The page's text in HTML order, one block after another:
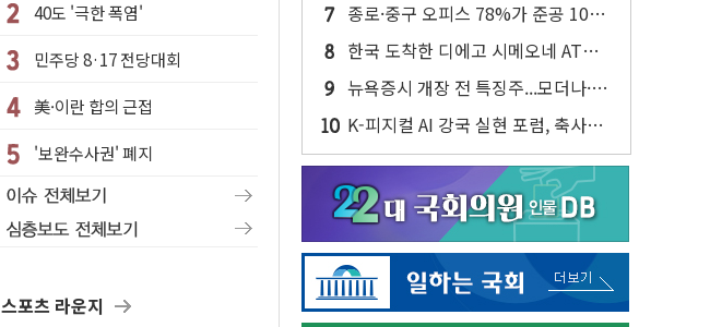
40도 '극한 폭염'
민주당 8·17 전당대회
美·이란 합의 근접
'보완수사권' 폐지
스포츠 라운지
종로·중구 오피스 78%가 준공 10년
이상…리뉴얼이 경쟁력 가른다
한국 도착한 디에고 시메오네 AT마
드리드 감독
뉴욕증시 개장 전 특징주...모더나·아
이온큐·도어대시↑ VS 샌디스크·피
그마·앱러빈↓
K-피지컬 AI 강국 실현 포럼, 축사하
는 한병도